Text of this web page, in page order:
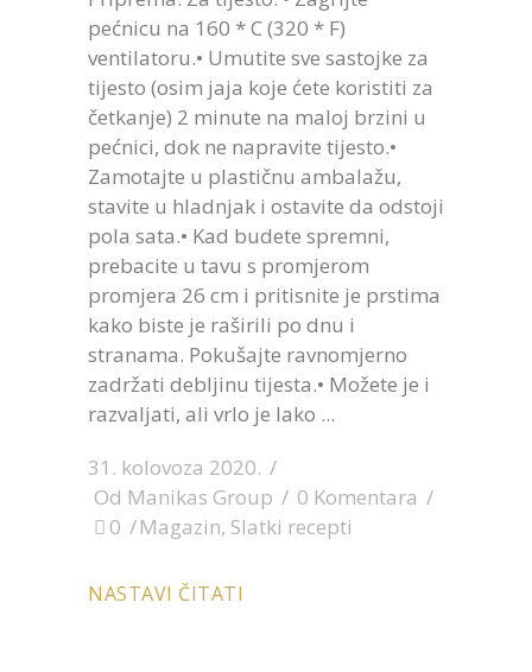
pećnicu na 160 * C (320 * F)
ventilatoru.• Umutite sve sastojke za
tijesto (osim jaja koje ćete koristiti za
četkanje) 2 minute na maloj brzini u
pećnici, dok ne napravite tijesto.•
Zamotajte u plastičnu ambalažu,
stavite u hladnjak i ostavite da odstoji
pola sata.• Kad budete spremni,
prebacite u tavu s promjerom
promjera 26 cm i pritisnite je prstima
kako biste je raširili po dnu i
stranama. Pokušajte ravnomjerno
zadržati debljinu tijesta.• Možete je i
razvaljati, ali vrlo je lako
31. kolovoza 2020.
Od Manikas Group
0 Komentara
0
Magazin, Slatki recepti
NASTAVI ČITATI